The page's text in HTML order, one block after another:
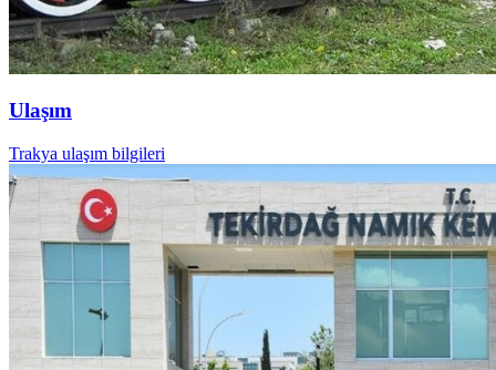
Ulaşım
Trakya ulaşım bilgileri